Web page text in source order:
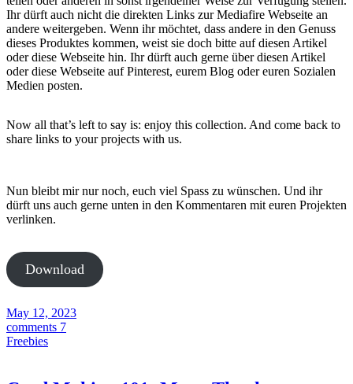
Ihr dürft auch nicht die direkten Links zur Mediafire Webseite an
andere weitergeben. Wenn ihr möchtet, dass andere in den Genuss
dieses Produktes kommen, weist sie doch bitte auf diesen Artikel
oder diese Webseite hin. Ihr dürft auch gerne über diesen Artikel
oder diese Webseite auf Pinterest, eurem Blog oder euren Sozialen
Medien posten.
Now all that’s left to say is: enjoy this collection. And come back to
share links to your projects with us.
Nun bleibt mir nur noch, euch viel Spass zu wünschen. Und ihr
dürft uns auch gerne unten in den Kommentaren mit euren Projekten
verlinken.
Download
May 12, 2023
comments 7
Freebies